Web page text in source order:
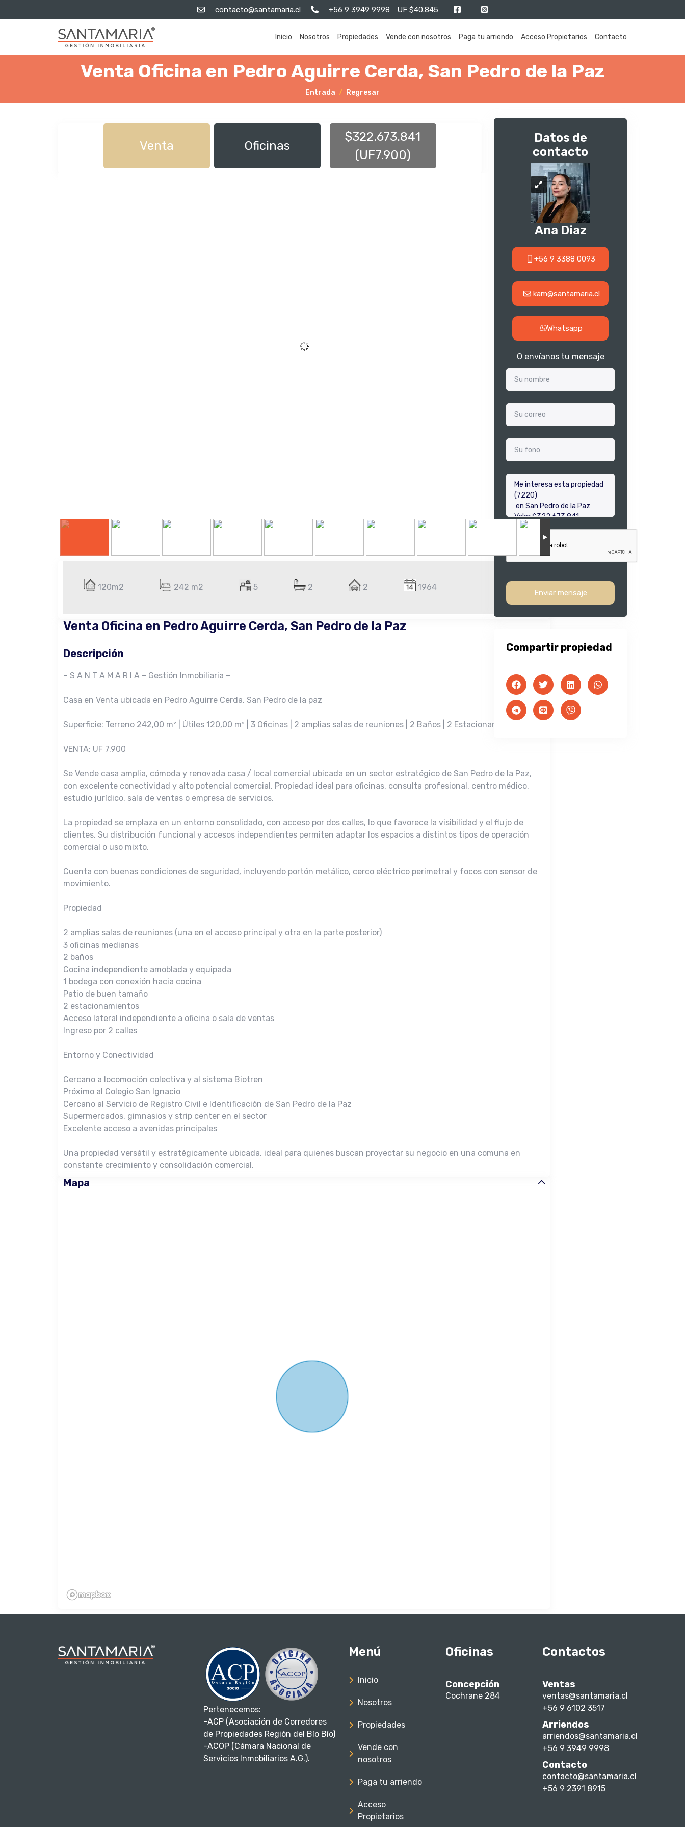
contacto@santamaria.cl +56 9 3949 9998 UF $40.845
Inicio Nosotros Propiedades Vende con nosotros Paga tu arriendo Acceso Propietarios Contacto
Venta Oficina en Pedro Aguirre Cerda, San Pedro de la Paz
Entrada Regresar
Venta Oficinas
$322.673.841
(UF7.900)
120m2 242 m2 5 2 2 1964
Venta Oficina en Pedro Aguirre Cerda, San Pedro de la Paz
Descripción
– S A N T A M A R I A – Gestión Inmobiliaria –
Casa en Venta ubicada en Pedro Aguirre Cerda, San Pedro de la paz
Superficie: Terreno 242,00 m² | Útiles 120,00 m² | 3 Oficinas | 2 amplias salas de reuniones | 2 Baños | 2 Estacionamientos
VENTA: UF 7.900
Se Vende casa amplia, cómoda y renovada casa / local comercial ubicada en un sector estratégico de San Pedro de la Paz,
con excelente conectividad y alto potencial comercial. Propiedad ideal para oficinas, consulta profesional, centro médico,
estudio jurídico, sala de ventas o empresa de servicios.
La propiedad se emplaza en un entorno consolidado, con acceso por dos calles, lo que favorece la visibilidad y el flujo de
clientes. Su distribución funcional y accesos independientes permiten adaptar los espacios a distintos tipos de operación
comercial o uso mixto.
Cuenta con buenas condiciones de seguridad, incluyendo portón metálico, cerco eléctrico perimetral y focos con sensor de
movimiento.
Propiedad
2 amplias salas de reuniones (una en el acceso principal y otra en la parte posterior)
3 oficinas medianas
2 baños
Cocina independiente amoblada y equipada
1 bodega con conexión hacia cocina
Patio de buen tamaño
2 estacionamientos
Acceso lateral independiente a oficina o sala de ventas
Ingreso por 2 calles
Entorno y Conectividad
Cercano a locomoción colectiva y al sistema Biotren
Próximo al Colegio San Ignacio
Cercano al Servicio de Registro Civil e Identificación de San Pedro de la Paz
Supermercados, gimnasios y strip center en el sector
Excelente acceso a avenidas principales
Una propiedad versátil y estratégicamente ubicada, ideal para quienes buscan proyectar su negocio en una comuna en
constante crecimiento y consolidación comercial.
Mapa
Datos de
contacto
Ana Diaz
+56 9 3388 0093
kam@santamaria.cl
Whatsapp
O envíanos tu mensaje
Enviar mensaje
Compartir propiedad
Pertenecemos:
-ACP (Asociación de Corredores
de Propiedades Región del Bío Bío)
-ACOP (Cámara Nacional de
Servicios Inmobiliarios A.G.).
Menú
Inicio
Nosotros
Propiedades
Vende con
nosotros
Paga tu arriendo
Acceso
Propietarios
Oficinas
Concepción
Cochrane 284
Contactos
Ventas
ventas@santamaria.cl
+56 9 6102 3517
Arriendos
arriendos@santamaria.cl
+56 9 3949 9998
Contacto
contacto@santamaria.cl
+56 9 2391 8915